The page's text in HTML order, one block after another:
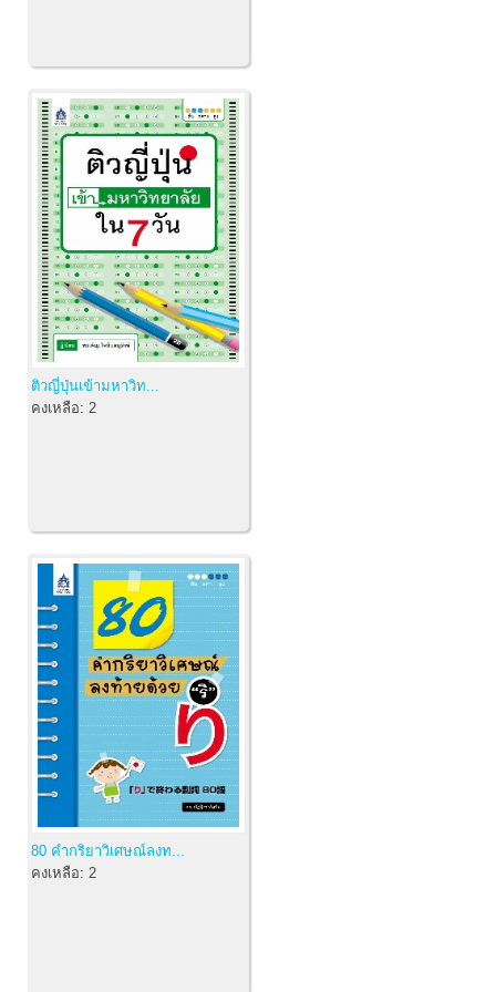
ติวญี่ปุ่นเข้ามหาวิท...
คงเหลือ: 2
80 คำกริยาวิเศษณ์ลงท...
คงเหลือ: 2